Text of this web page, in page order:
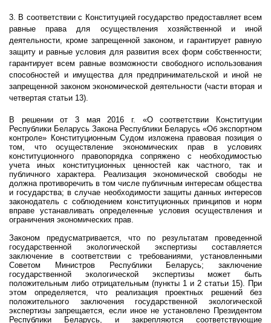
3. В соответствии с Конституцией государство предоставляет всем
равные права для осуществления хозяйственной и иной
деятельности, кроме запрещенной законом, и гарантирует равную
защиту и равные условия для развития всех форм собственности;
гарантирует всем равные возможности свободного использования
способностей и имущества для предпринимательской и иной не
запрещенной законом экономической деятельности (части вторая и
четвертая статьи 13).
В решении от 3 мая 2016 г. «О соответствии Конституции
Республики Беларусь Закона Республики Беларусь «Об экспортном
контроле» Конституционным Судом изложена правовая позиция о
том, что осуществление экономических прав в условиях
конституционного правопорядка сопряжено с необходимостью
учета иных конституционных ценностей как частного, так и
публичного характера. Реализация экономической свободы не
должна противоречить в том числе публичным интересам общества
и государства; в случае необходимости защиты данных интересов
законодатель с соблюдением конституционных принципов и норм
вправе устанавливать определенные условия осуществления и
ограничения экономических прав.
Законом предусматривается, что по результатам проведенной
государственной экологической экспертизы составляется
заключение в соответствии с требованиями, установленными
Советом Министров Республики Беларусь; заключение
государственной экологической экспертизы может быть
положительным либо отрицательным (пункты 1 и 2 статьи 15). При
этом определяется, что реализация проектных решений без
положительного заключения государственной экологической
экспертизы запрещается, если иное не установлено Президентом
Республики Беларусь, и закрепляются соответствующие